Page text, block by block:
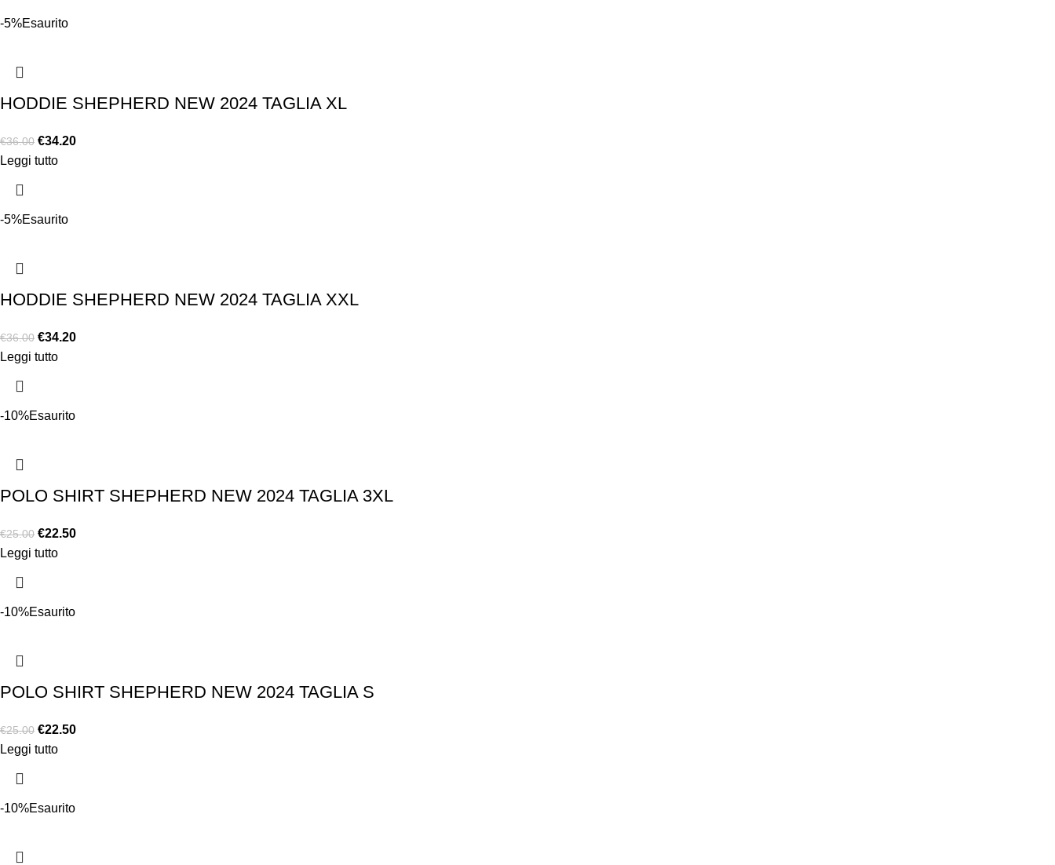
-5%Esaurito
HODDIE SHEPHERD NEW 2024 TAGLIA XL
€36.00 €34.20
Leggi tutto
-5%Esaurito
HODDIE SHEPHERD NEW 2024 TAGLIA XXL
€36.00 €34.20
Leggi tutto
-10%Esaurito
POLO SHIRT SHEPHERD NEW 2024 TAGLIA 3XL
€25.00 €22.50
Leggi tutto
-10%Esaurito
POLO SHIRT SHEPHERD NEW 2024 TAGLIA S
€25.00 €22.50
Leggi tutto
-10%Esaurito